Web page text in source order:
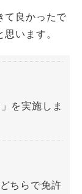
て良かったで
います。
を実施しま
ちらで免許